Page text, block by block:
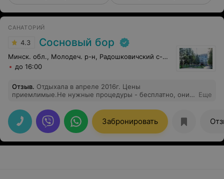
САНАТОРИЙ
4.3 Сосновый бор
Минск. обл., Молодеч. р-н, Радошковичский c-с, 1
до 16:00
Отзыв. Отдыхала в апреле 2016г. Цены
приемлимые.Не нужные процедуры - бесплатно, они
на Ваше усмотрение. Я даже себе зубки сделала(на
рубли по тысяче рублей за зуб).По гинекологии
процедуры дорого.
Еще
Забронировать